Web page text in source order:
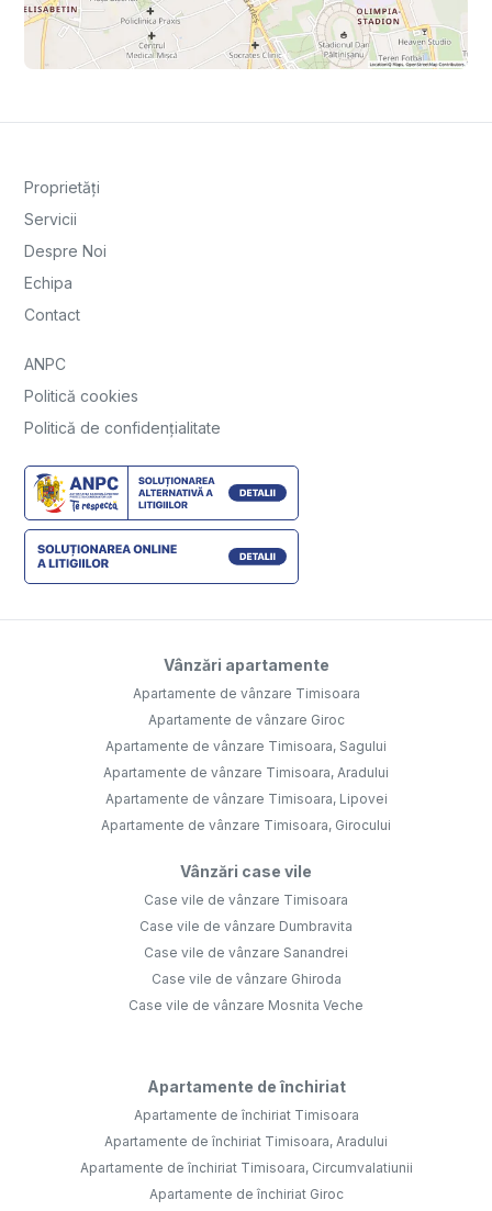
Proprietăți
Servicii
Despre Noi
Echipa
Contact
ANPC
Politică cookies
Politică de confidențialitate
Vânzări apartamente
Apartamente de vânzare Timisoara
Apartamente de vânzare Giroc
Apartamente de vânzare Timisoara, Sagului
Apartamente de vânzare Timisoara, Aradului
Apartamente de vânzare Timisoara, Lipovei
Apartamente de vânzare Timisoara, Girocului
Vânzări case vile
Case vile de vânzare Timisoara
Case vile de vânzare Dumbravita
Case vile de vânzare Sanandrei
Case vile de vânzare Ghiroda
Case vile de vânzare Mosnita Veche
Apartamente de închiriat
Apartamente de închiriat Timisoara
Apartamente de închiriat Timisoara, Aradului
Apartamente de închiriat Timisoara, Circumvalatiunii
Apartamente de închiriat Giroc